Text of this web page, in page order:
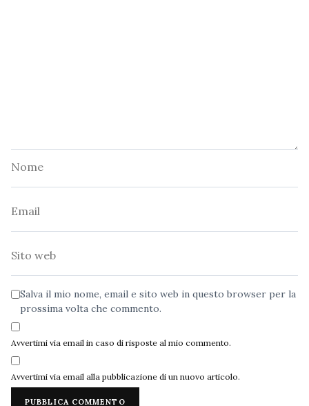
Salva il mio nome, email e sito web in questo browser per la
prossima volta che commento.
Avvertimi via email in caso di risposte al mio commento.
Avvertimi via email alla pubblicazione di un nuovo articolo.